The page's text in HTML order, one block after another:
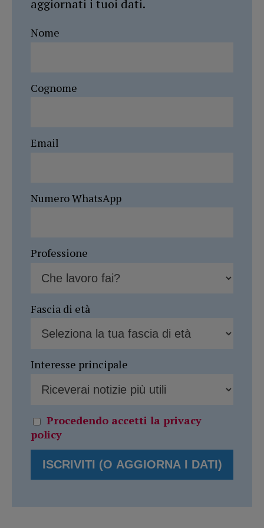
aggiornati i tuoi dati.
Nome
Cognome
Email
Numero WhatsApp
Professione
Fascia di età
Interesse principale
Procedendo accetti la privacy
policy